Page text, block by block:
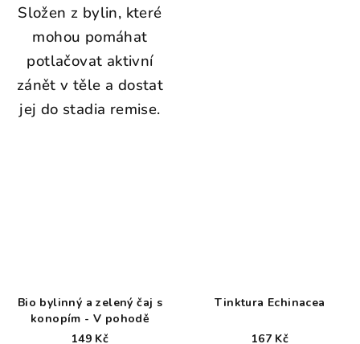
Složen z bylin, které
mohou pomáhat
potlačovat aktivní
zánět v těle a dostat
jej do stadia remise.
Bio bylinný a zelený čaj s
konopím - V pohodě
149 Kč
Tinktura Echinacea
167 Kč